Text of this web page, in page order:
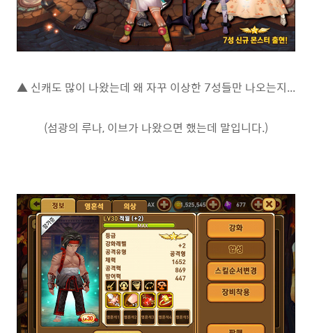
▲ 신캐도 많이 나왔는데 왜 자꾸 이상한 7성들만 나오는지...
(섬광의 루나, 이브가 나왔으면 했는데 말입니다.)